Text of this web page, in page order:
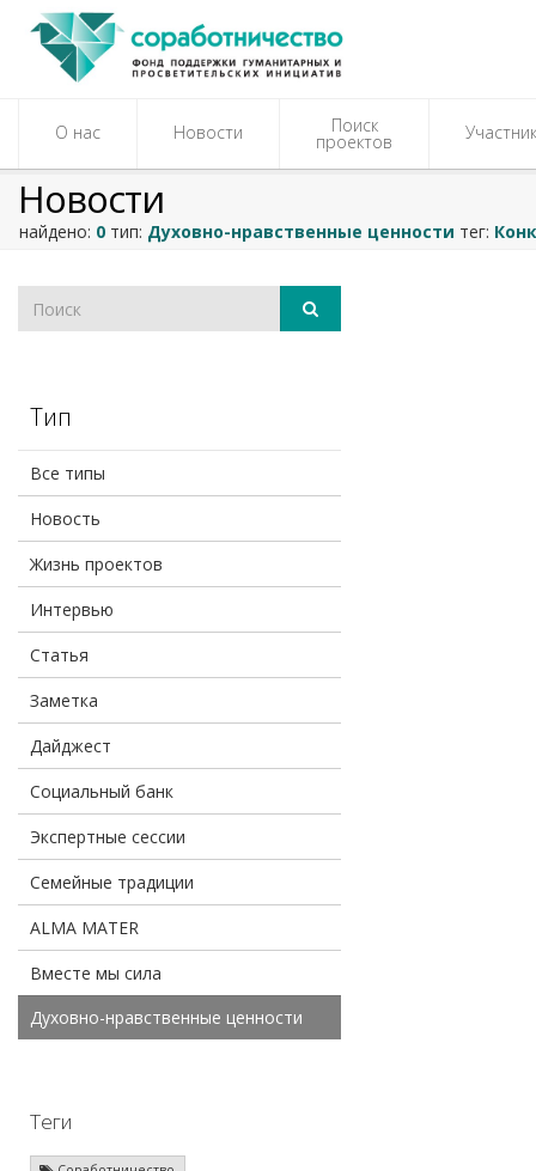
О нас Новости Поиск
проектов
Новости
найдено: 0 тип: Духовно-нравственные ценности тег:
Тип
Все типы
Новость
Жизнь проектов
Интервью
Статья
Заметка
Дайджест
Социальный банк
Экспертные сессии
Семейные традиции
ALMA MATER
Вместе мы сила
Духовно-нравственные ценности
Теги